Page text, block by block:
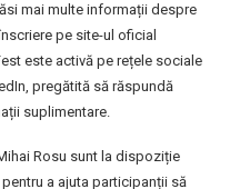
mai multe informații despre
pe site-ul oficial
este activă pe rețele sociale
pregătită să răspundă
suplimentare.
Rosu sunt la dispoziție
a ajuta participanții să